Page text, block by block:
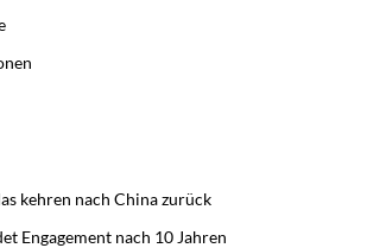
kehren nach China zurück
Engagement nach 10 Jahren